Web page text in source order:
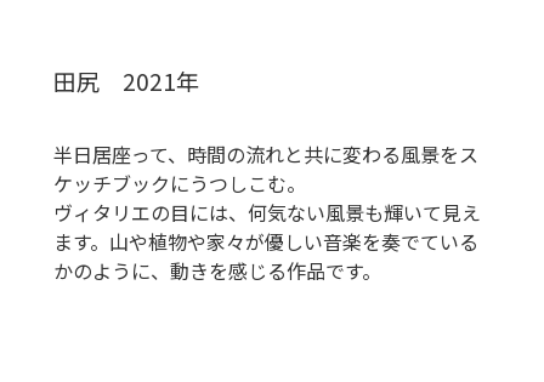
田尻 2021年
半日居座って、時間の流れと共に変わる風景をス
ケッチブックにうつしこむ。
ヴィタリエの目には、何気ない風景も輝いて見え
ます。山や植物や家々が優しい音楽を奏でている
かのように、動きを感じる作品です。